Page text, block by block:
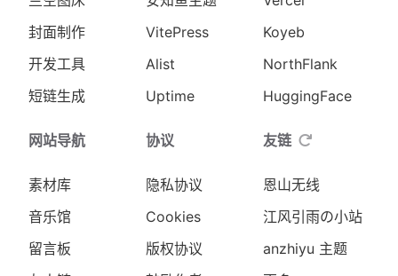
封面制作
开发工具
短链生成
VitePress
Alist
Uptime
Koyeb
NorthFlank
HuggingFace
网站导航
素材库
音乐馆
留言板
协议
隐私协议
Cookies
版权协议
友链
恩山无线
江风引雨の小站
anzhiyu 主题